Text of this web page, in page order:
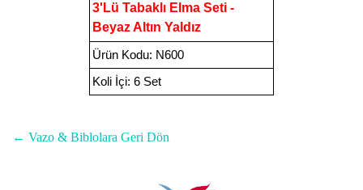
3'Lü Tabaklı Elma Seti -
Beyaz Altın Yaldız
Ürün Kodu: N600
Koli İçi: 6 Set
← Vazo & Biblolara Geri Dön